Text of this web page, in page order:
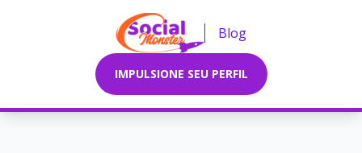
Blog
IMPULSIONE SEU PERFIL